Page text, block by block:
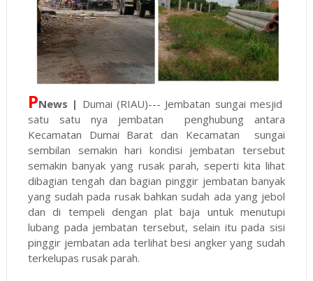
PNews | Dumai (RIAU)--- Jembatan sungai mesjid
satu satu nya jembatan penghubung antara
Kecamatan Dumai Barat dan Kecamatan sungai
sembilan semakin hari kondisi jembatan tersebut
semakin banyak yang rusak parah, seperti kita lihat
dibagian tengah dan bagian pinggir jembatan banyak
yang sudah pada rusak bahkan sudah ada yang jebol
dan di tempeli dengan plat baja untuk menutupi
lubang pada jembatan tersebut, selain itu pada sisi
pinggir jembatan ada terlihat besi angker yang sudah
terkelupas rusak parah.